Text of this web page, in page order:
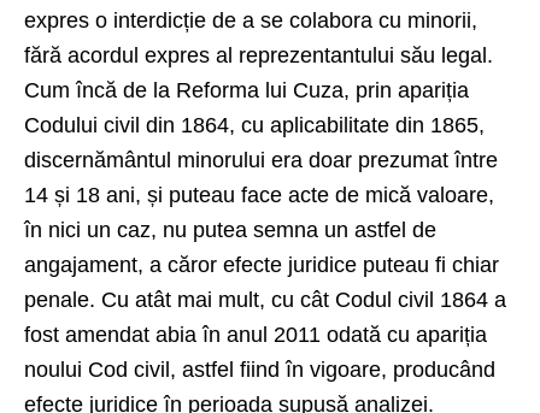
expres o interdicție de a se colabora cu minorii,
fără acordul expres al reprezentantului său legal.
Cum încă de la Reforma lui Cuza, prin apariția
Codului civil din 1864, cu aplicabilitate din 1865,
discernământul minorului era doar prezumat între
14 și 18 ani, și puteau face acte de mică valoare,
în nici un caz, nu putea semna un astfel de
angajament, a căror efecte juridice puteau fi chiar
penale. Cu atât mai mult, cu cât Codul civil 1864 a
fost amendat abia în anul 2011 odată cu apariția
noului Cod civil, astfel fiind în vigoare, producând
efecte juridice în perioada supusă analizei.